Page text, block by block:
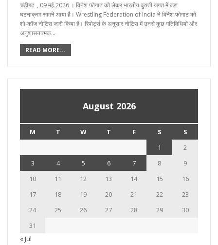
चंडीगढ़ , 09 मई 2026 । विनेश फोगाट को लेकर भारतीय कुश्ती जगत में बड़ा
घटनाक्रम सामने आया है। Wrestling Federation of India ने विनेश फोगाट को
शो-कॉज नोटिस जारी किया है। रिपोर्ट्स के अनुसार नोटिस में उनसे कुछ गतिविधियों और
अनुशासनात्मक…
READ MORE...
August 2026
M T W T F S
S
1
2
3
4 5 6 7 8
9
10
11 12 13 14 15
16
17
18 19 20 21 22
23
24
25 26 27 28 29
30
31
« Jul